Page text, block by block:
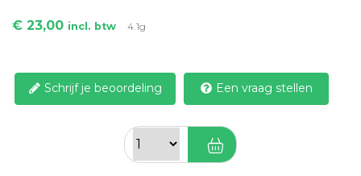
€ 23,00 incl. btw 4.1g
Schrijf je beoordeling Een vraag stellen